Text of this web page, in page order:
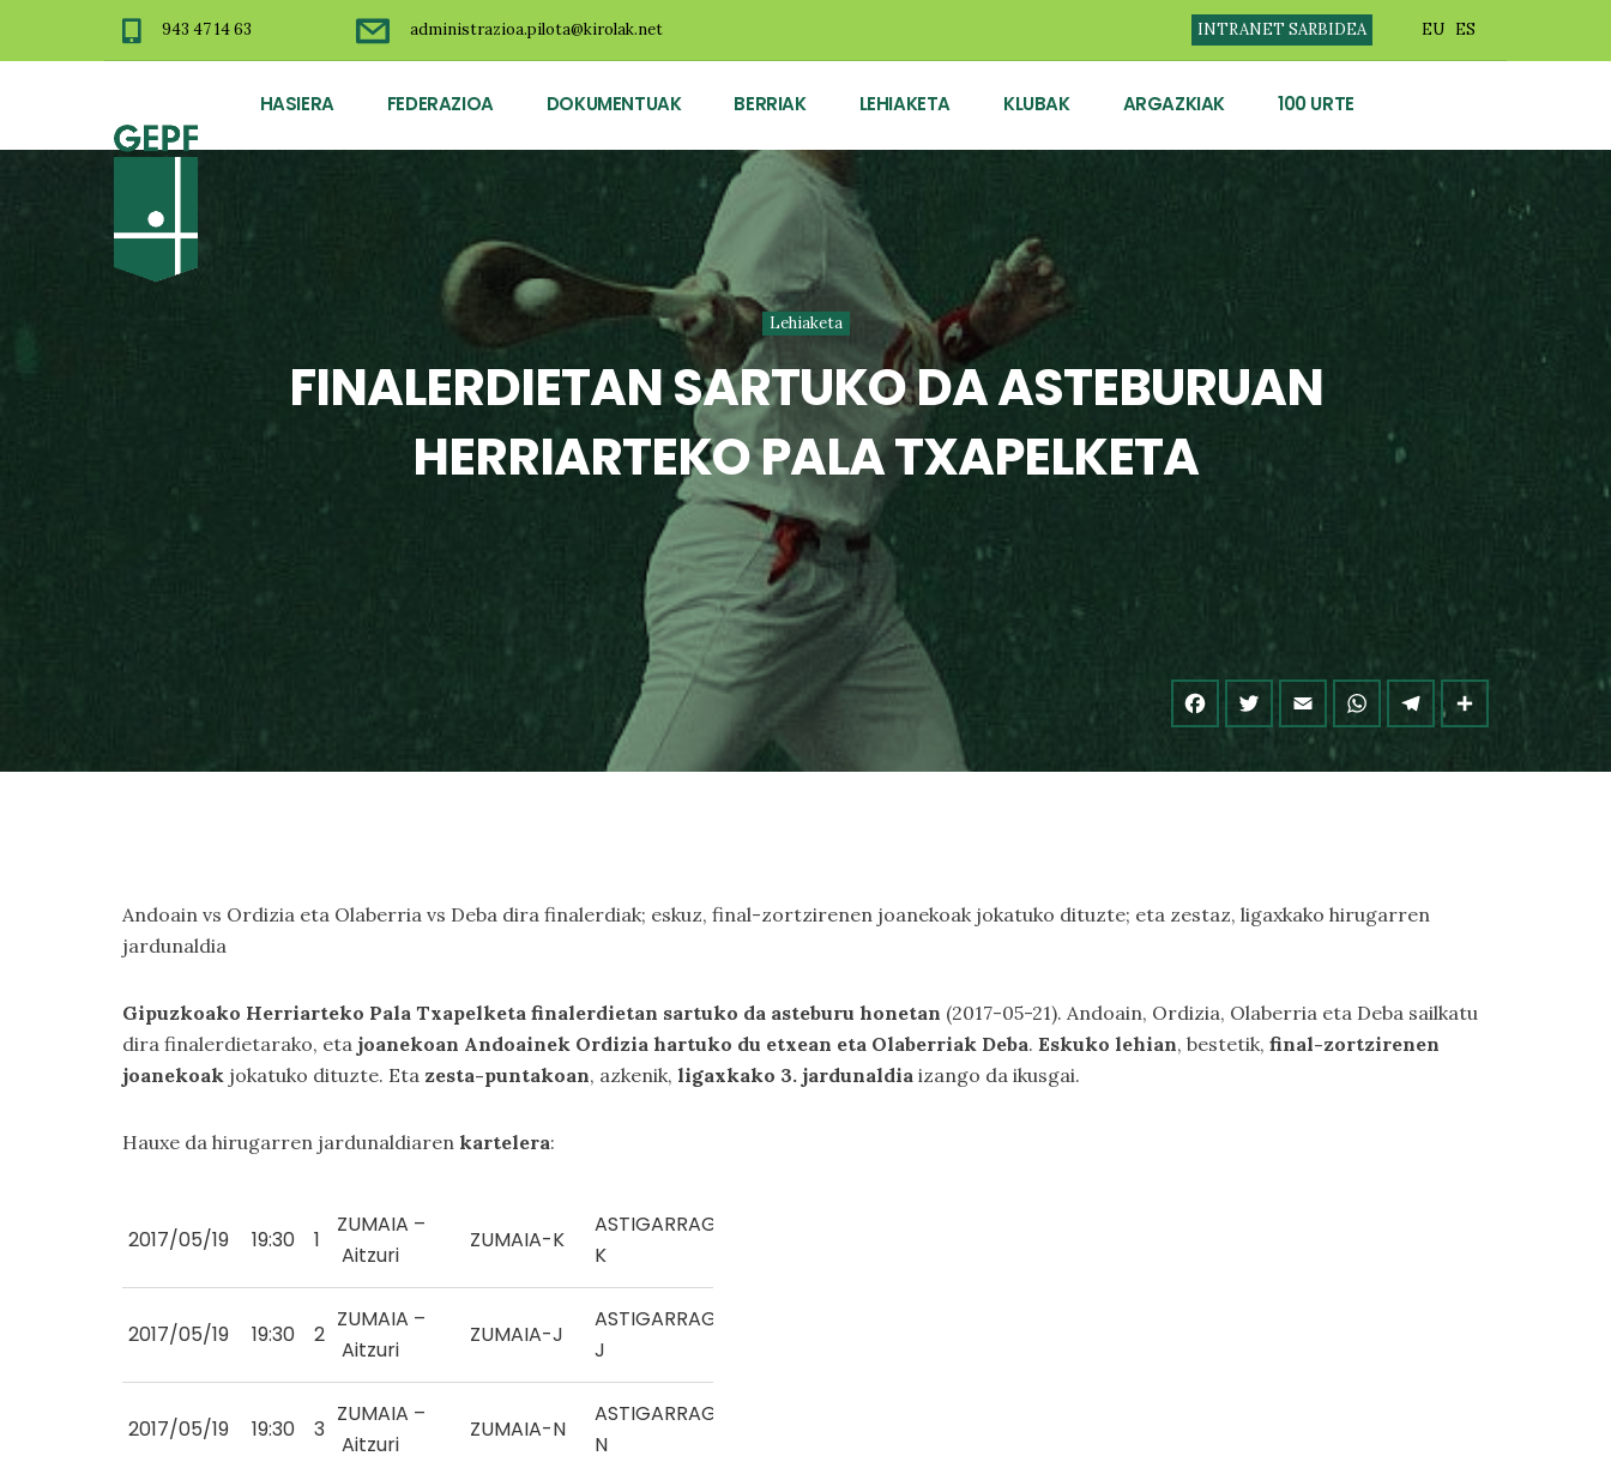
943 47 14 63 administrazioa.pilota@kirolak.net INTRANET SARBIDEA EU ES
HASIERA FEDERAZIOA DOKUMENTUAK BERRIAK LEHIAKETA KLUBAK ARGAZKIAK 100 URTE
Lehiaketa
FINALERDIETAN SARTUKO DA ASTEBURUAN
HERRIARTEKO PALA TXAPELKETA
Andoain vs Ordizia eta Olaberria vs Deba dira finalerdiak; eskuz, final-zortzirenen joanekoak jokatuko dituzte; eta zestaz, ligaxkako hirugarren
jardunaldia
Gipuzkoako Herriarteko Pala Txapelketa finalerdietan sartuko da asteburu honetan (2017-05-21). Andoain, Ordizia, Olaberria eta Deba sailkatu
dira finalerdietarako, eta joanekoan Andoainek Ordizia hartuko du etxean eta Olaberriak Deba. Eskuko lehian, bestetik, final-zortzirenen
joanekoak jokatuko dituzte. Eta zesta-puntakoan, azkenik, ligaxkako 3. jardunaldia izango da ikusgai.
Hauxe da hirugarren jardunaldiaren kartelera:
2017/05/19 19:30 1
ZUMAIA –
Aitzuri
ZUMAIA-K
ASTIGARRAGA-
K
2017/05/19 19:30 2
ZUMAIA –
Aitzuri
ZUMAIA-J
ASTIGARRAGA-
J
2017/05/19 19:30 3
ZUMAIA –
Aitzuri
ZUMAIA-N
ASTIGARRAGA-
N